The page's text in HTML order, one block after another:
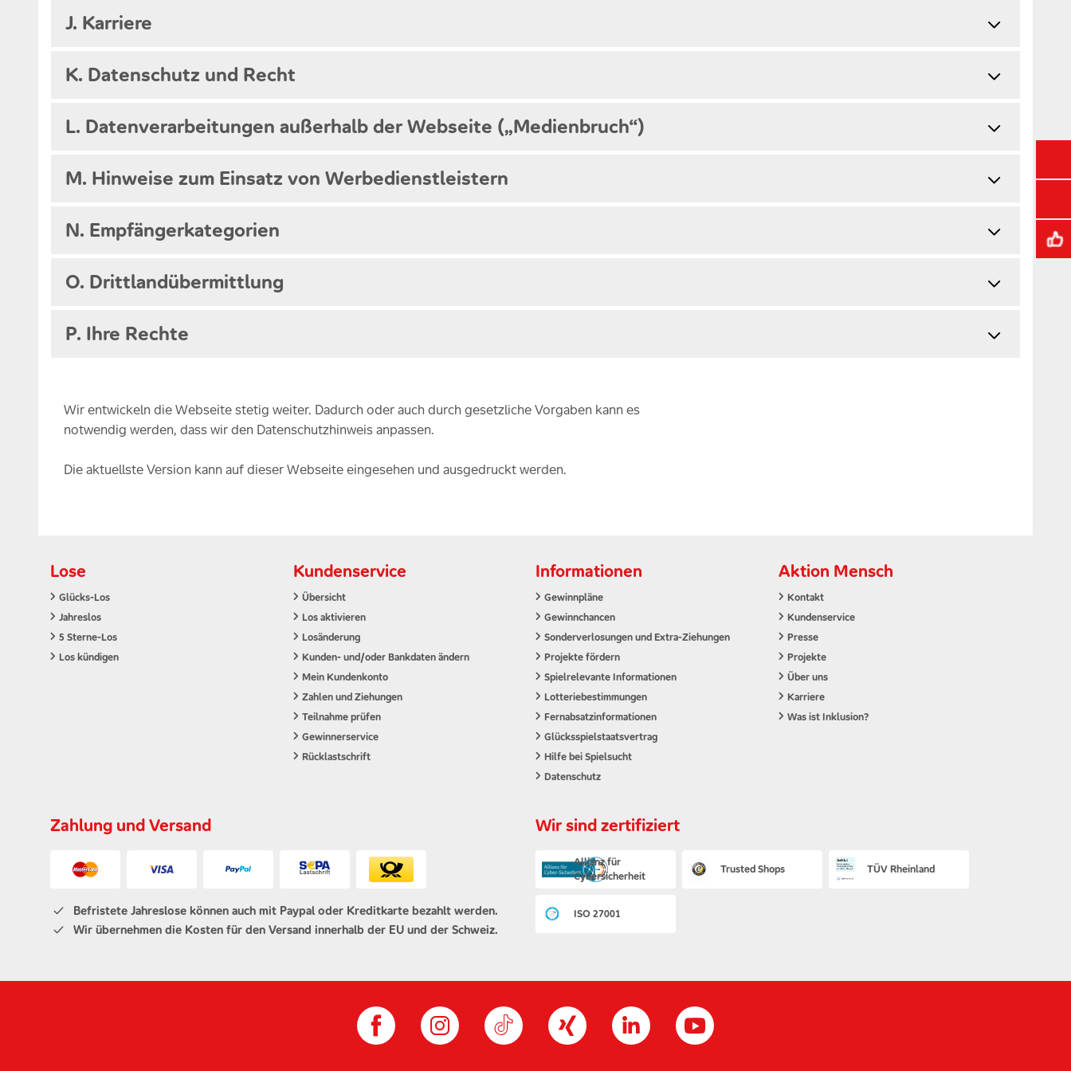
J. Karriere
K. Datenschutz und Recht
L. Datenverarbeitungen außerhalb der Webseite („Medienbruch“)
M. Hinweise zum Einsatz von Werbedienstleistern
N. Empfängerkategorien
O. Drittlandübermittlung
P. Ihre Rechte
Wir entwickeln die Webseite stetig weiter. Dadurch oder auch durch gesetzliche Vorgaben kann es
notwendig werden, dass wir den Datenschutzhinweis anpassen.
Die aktuellste Version kann auf dieser Webseite eingesehen und ausgedruckt werden.
Lose
Glücks-Los
Jahreslos
5 Sterne-Los
Los kündigen
Kundenservice
Übersicht
Los aktivieren
Losänderung
Kunden- und/oder Bankdaten ändern
Mein Kundenkonto
Zahlen und Ziehungen
Teilnahme prüfen
Gewinnerservice
Rücklastschrift
Informationen
Gewinnpläne
Gewinnchancen
Sonderverlosungen und Extra-Ziehungen
Projekte fördern
Spielrelevante Informationen
Lotteriebestimmungen
Fernabsatzinformationen
Glücksspielstaatsvertrag
Hilfe bei Spielsucht
Datenschutz
Aktion Mensch
Kontakt
Kundenservice
Presse
Projekte
Über uns
Karriere
Was ist Inklusion?
Zahlung und Versand
Befristete Jahreslose können auch mit Paypal oder Kreditkarte bezahlt werden.
Wir übernehmen die Kosten für den Versand innerhalb der EU und der Schweiz.
Wir sind zertifiziert
Allianz für
Cybersicherheit
Trusted Shops TÜV Rheinland
ISO 27001